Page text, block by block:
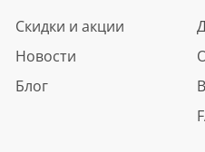
Скидки и акции
Новости
Блог